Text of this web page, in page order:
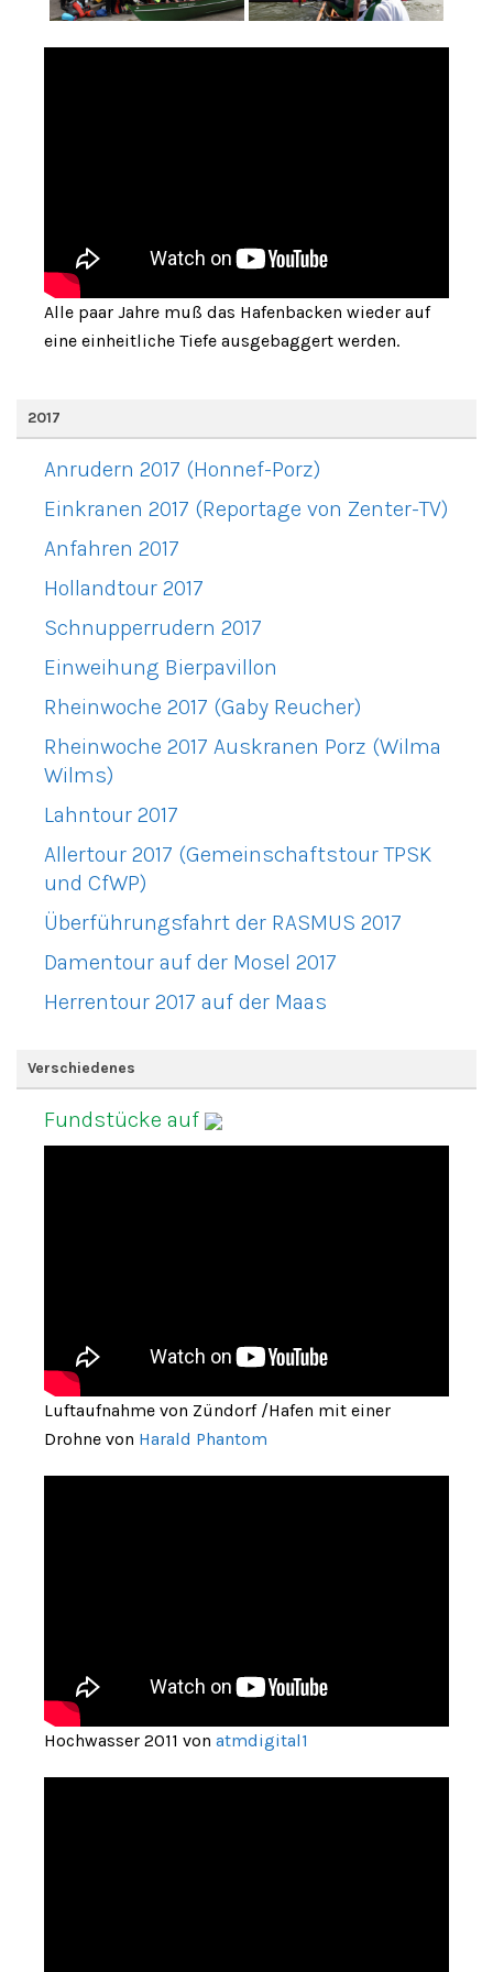
Alle paar Jahre muß das Hafenbacken wieder auf
eine einheitliche Tiefe ausgebaggert werden.
2017
Anrudern 2017 (Honnef-Porz)
Einkranen 2017 (Reportage von Zenter-TV)
Anfahren 2017
Hollandtour 2017
Schnupperrudern 2017
Einweihung Bierpavillon
Rheinwoche 2017 (Gaby Reucher)
Rheinwoche 2017 Auskranen Porz (Wilma
Wilms)
Lahntour 2017
Allertour 2017 (Gemeinschaftstour TPSK
und CfWP)
Überführungsfahrt der RASMUS 2017
Damentour auf der Mosel 2017
Herrentour 2017 auf der Maas
Verschiedenes
Fundstücke auf
Luftaufnahme von Zündorf /Hafen mit einer
Drohne von Harald Phantom
Hochwasser 2011 von atmdigital1